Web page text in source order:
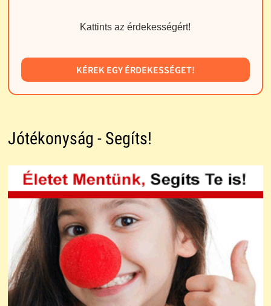
Kattints az érdekességért!
KÉREK EGY ÉRDEKESSÉGET!
Jótékonyság - Segíts!